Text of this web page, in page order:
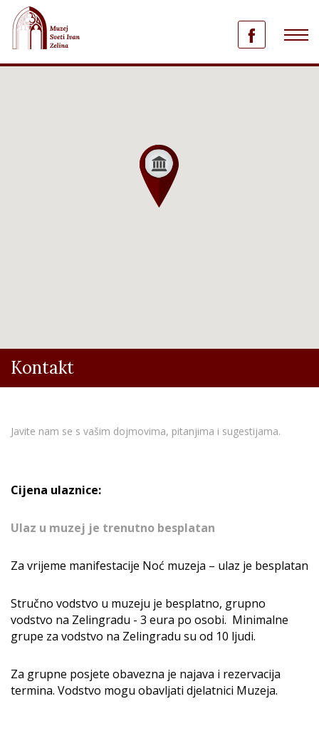
Kontakt
Javite nam se s vašim dojmovima, pitanjima i sugestijama.
Cijena ulaznice:
Ulaz u muzej je trenutno besplatan
Za vrijeme manifestacije Noć muzeja – ulaz je besplatan
Stručno vodstvo u muzeju je besplatno, grupno
vodstvo na Zelingradu - 3 eura po osobi. Minimalne
grupe za vodstvo na Zelingradu su od 10 ljudi.
Za grupne posjete obavezna je najava i rezervacija
termina. Vodstvo mogu obavljati djelatnici Muzeja.